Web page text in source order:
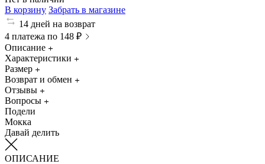
В корзину Забрать в магазине
14 дней на возврат
4 платежа по 148 ₽
Описание
Характеристики
Размер
Возврат и обмен
Отзывы
Вопросы
Подели
Мокка
Давай делить
ОПИСАНИЕ